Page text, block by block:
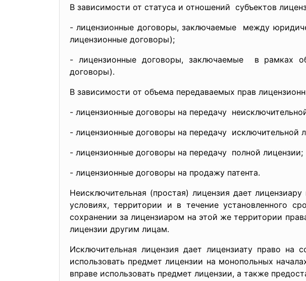
В зависимости от статуса и отношений субъектов
- лицензионные договоры, заключаемые между
лицензионные договоры);
- лицензионные договоры, заключаемые в рамках
договоры).
В зависимости от объема передаваемых прав
- лицензионные договоры на передачу
- лицензионные договоры на передачу исключительной
- лицензионные договоры на передачу полной лицензии;
- лицензионные договоры на продажу патента.
Неисключительная (простая) лицензия дает
условиях, территории и в течение установленного
сохранении за лицензиаром на этой же территории
лицензии другим лицам.
Исключительная лицензия дает лицензиату право на
использовать предмет лицензии на монопольных
вправе использовать предмет лицензии, а также